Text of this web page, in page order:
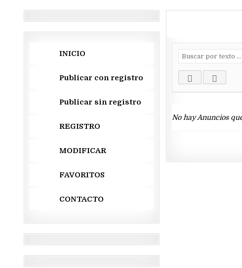
No hay Anuncios
INICIO
Publicar con registro
Publicar sin registro
REGISTRO
MODIFICAR
FAVORITOS
CONTACTO